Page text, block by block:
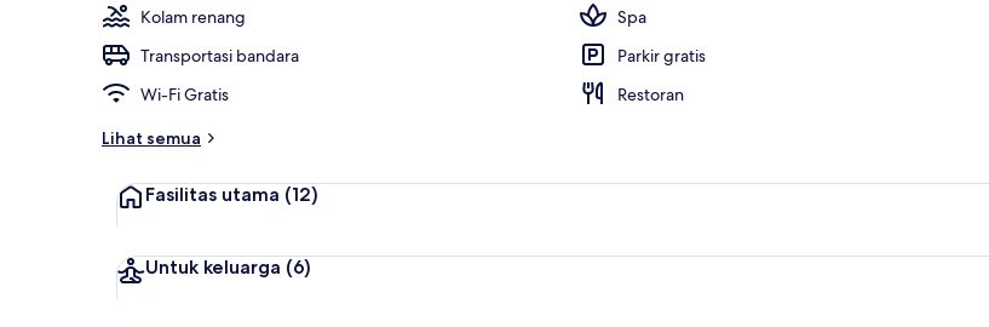
i
Kolam renang
Spa
Transportasi bandara
Parkir gratis
Wi-Fi Gratis
Restoran
Lihat semua
Fasilitas utama (12)
Untuk keluarga (6)